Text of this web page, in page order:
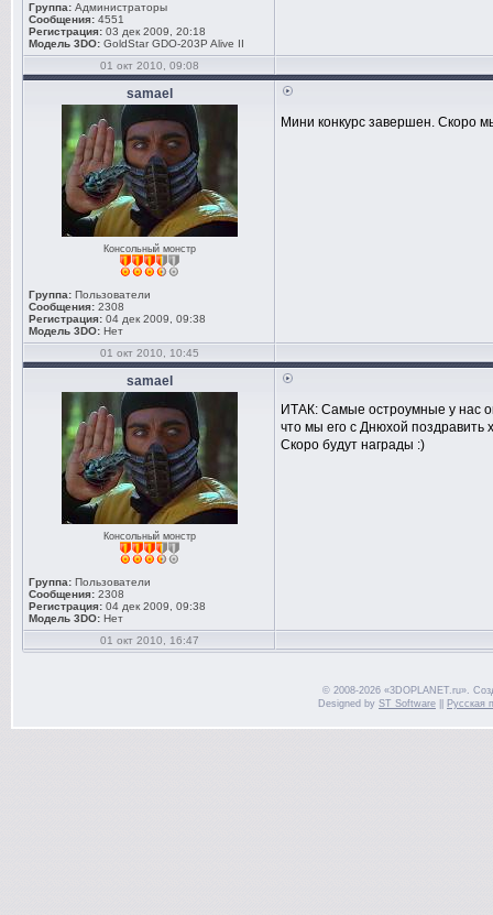
Группа: Администраторы
Сообщения: 4551
Регистрация: 03 дек 2009, 20:18
Модель 3DO: GoldStar GDO-203P Alive II
01 окт 2010, 09:08
samael
Консольный монстр
Группа: Пользователи
Сообщения: 2308
Регистрация: 04 дек 2009, 09:38
Модель 3DO: Нет
Мини конкурс завершен. Скоро
01 окт 2010, 10:45
samael
Консольный монстр
Группа: Пользователи
Сообщения: 2308
Регистрация: 04 дек 2009, 09:38
Модель 3DO: Нет
ИТАК: Самые остроумные у нас
что мы его с Днюхой поздравить
Скоро будут награды :)
01 окт 2010, 16:47
© 2008-2026 «3DOPLANET.ru».
Designed by ST Software Русская